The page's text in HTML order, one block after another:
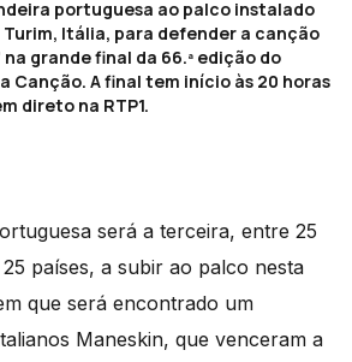
portuguesa ao palco instalado
Turim, Itália, para defender a canção
na grande final da 66.ª edição do
Canção. A final tem início às 20 horas
direto na RTP1.
será a terceira, entre 25
países, a subir ao palco nesta
que será encontrado um
Maneskin, que venceram a